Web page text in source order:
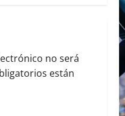
no será
están